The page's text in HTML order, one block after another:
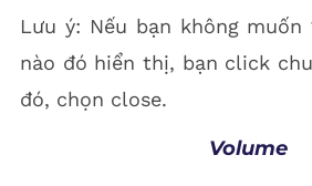
Lưu ý: Nếu bạn không muốn
nào đó hiển thị, bạn click
đó, chọn close.
Volume